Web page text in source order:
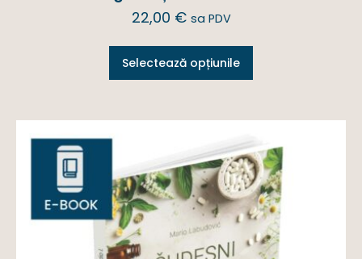
22,00 € sa PDV
Selectează opțiunile